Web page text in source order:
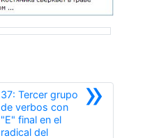
»
37: Tercer grupo
de verbos con
"E" final en el
radical del